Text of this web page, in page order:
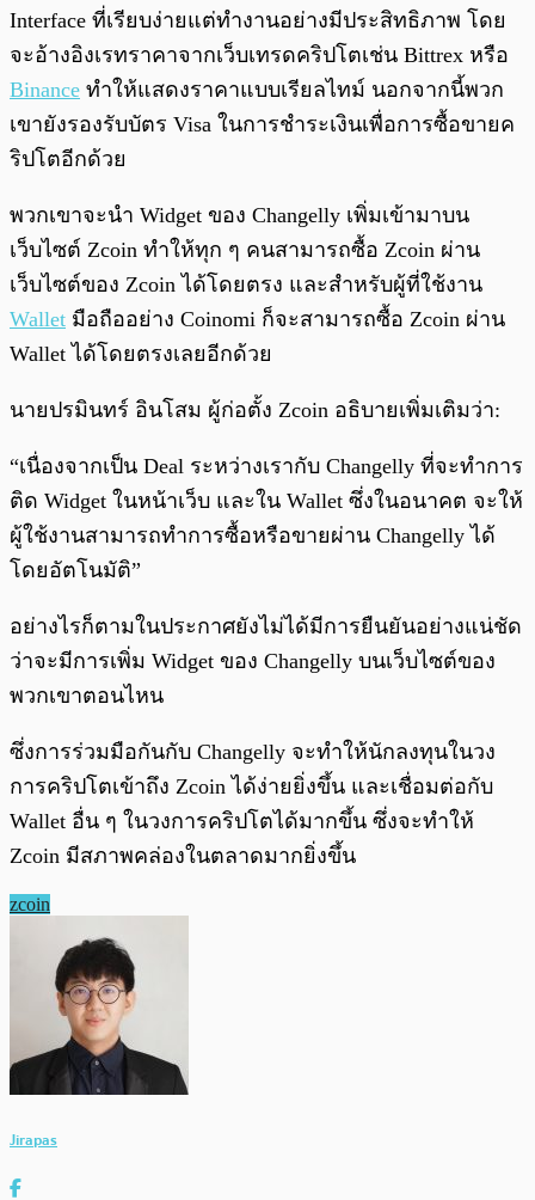
Interface ที่เรียบง่ายแต่ทำงานอย่างมีประสิทธิภาพ โดย
จะอ้างอิงเรทราคาจากเว็บเทรดคริปโตเช่น Bittrex หรือ
Binance ทำให้แสดงราคาแบบเรียลไทม์ นอกจากนี้พวก
เขายังรองรับบัตร Visa ในการชำระเงินเพื่อการซื้อขายค
ริปโตอีกด้วย
พวกเขาจะนำ Widget ของ Changelly เพิ่มเข้ามาบน
เว็บไซต์ Zcoin ทำให้ทุก ๆ คนสามารถซื้อ Zcoin ผ่าน
เว็บไซต์ของ Zcoin ได้โดยตรง และสำหรับผู้ที่ใช้งาน
Wallet มือถืออย่าง Coinomi ก็จะสามารถซื้อ Zcoin ผ่าน
Wallet ได้โดยตรงเลยอีกด้วย
นายปรมินทร์ อินโสม ผู้ก่อตั้ง Zcoin อธิบายเพิ่มเติมว่า:
“เนื่องจากเป็น Deal ระหว่างเรากับ Changelly ที่จะทำการ
ติด Widget ในหน้าเว็บ และใน Wallet ซึ่งในอนาคต จะให้
ผู้ใช้งานสามารถทำการซื้อหรือขายผ่าน Changelly ได้
โดยอัตโนมัติ”
อย่างไรก็ตามในประกาศยังไม่ได้มีการยืนยันอย่างแน่ชัด
ว่าจะมีการเพิ่ม Widget ของ Changelly บนเว็บไซต์ของ
พวกเขาตอนไหน
ซึ่งการร่วมมือกันกับ Changelly จะทำให้นักลงทุนในวง
การคริปโตเข้าถึง Zcoin ได้ง่ายยิ่งขึ้น และเชื่อมต่อกับ
Wallet อื่น ๆ ในวงการคริปโตได้มากขึ้น ซึ่งจะทำให้
Zcoin มีสภาพคล่องในตลาดมากยิ่งขึ้น
zcoin
Jirapas